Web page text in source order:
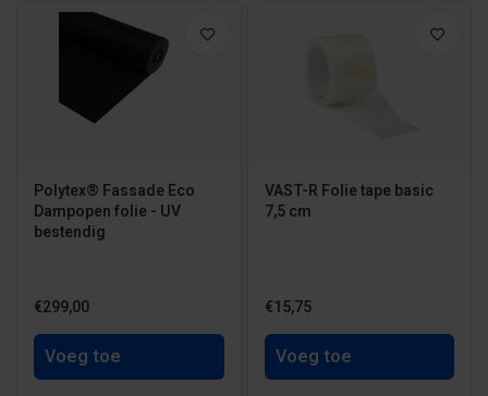
Polytex® Fassade Eco
Dampopen folie - UV
bestendig
€299,00
Voeg toe
VAST-R Folie tape basic
7,5 cm
€15,75
Voeg toe